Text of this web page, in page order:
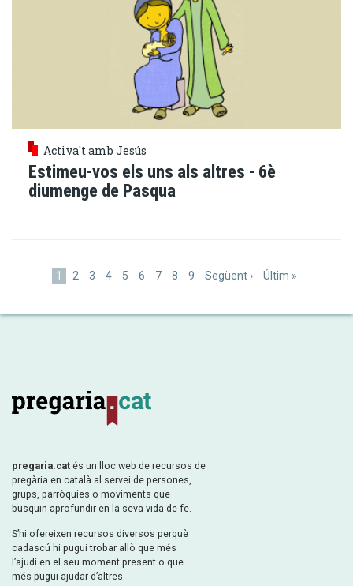
Activa't amb Jesús
Estimeu-vos els uns als altres - 6è
diumenge de Pasqua
Pàgina
1 Pàgina
2 Pàgina
3 Pàgina
4 Pàgina
5 Pàgina
6 Pàgina
7 Pàgina
8 Pàgina
9
Pàgina
Següent ›
Última
Últim »
pregaria.cat és un lloc web de recursos de
pregària en català al servei de persones,
grups, parròquies o moviments que
busquin aprofundir en la seva vida de fe.
S’hi ofereixen recursos diversos perquè
cadascú hi pugui trobar allò que més
l’ajudi en el seu moment present o que
més pugui ajudar d’altres.